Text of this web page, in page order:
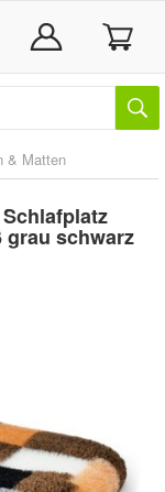
& Matten
grau schwarz